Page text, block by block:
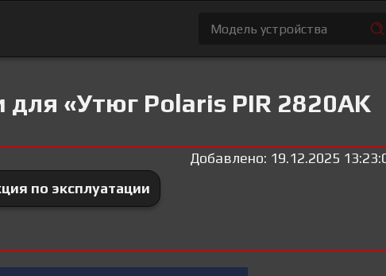
«Утюг Polaris PIR 2820AK
Добавлено: 19.12.2025
по эксплуатации